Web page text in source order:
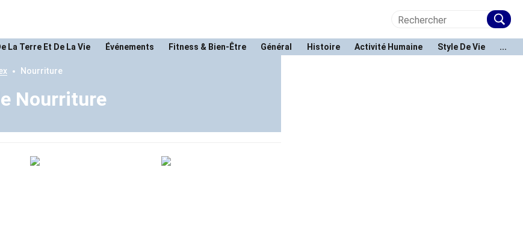
La Terre Et De La Vie Événements Fitness & Bien-Être Général Histoire Activité Humaine Style De Vie ...
Nourriture
Nourriture